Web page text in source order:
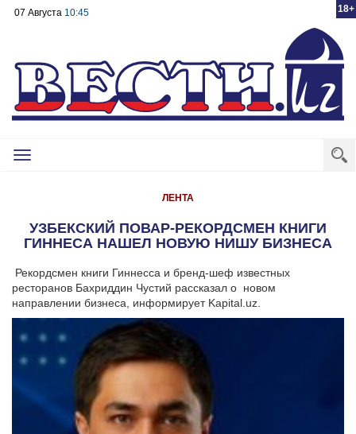
18+
07 Августа 10:45
Toggle
ЛЕНТА
УЗБЕКСКИЙ ПОВАР-РЕКОРДСМЕН КНИГИ
ГИННЕСА НАШЕЛ НОВУЮ НИШУ БИЗНЕСА
Рекордсмен книги Гиннесса и бренд-шеф известных
ресторанов Бахриддин Чустий рассказал о новом
направлении бизнеса, информирует Kapital.uz.